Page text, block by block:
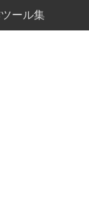
ール集